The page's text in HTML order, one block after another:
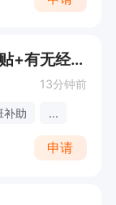
杂工/下料工（管午晚餐+住房补贴+有无经验均可）
13分钟前
补助 ...
申请